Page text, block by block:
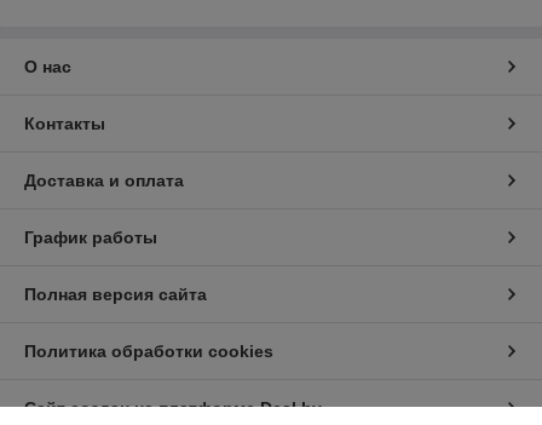
О нас
Контакты
Доставка и оплата
График работы
Полная версия сайта
Политика обработки cookies
Сайт создан на платформе Deal.by